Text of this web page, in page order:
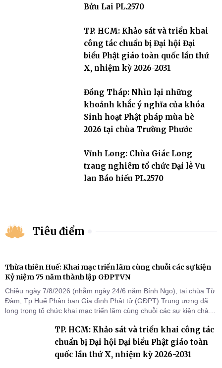
Bửu Lai PL.2570
TP. HCM: Khảo sát và triển khai
công tác chuẩn bị Đại hội Đại
biểu Phật giáo toàn quốc lần thứ
X, nhiệm kỳ 2026-2031
Đồng Tháp: Nhìn lại những
khoảnh khắc ý nghĩa của khóa
Sinh hoạt Phật pháp mùa hè
2026 tại chùa Trường Phước
Vĩnh Long: Chùa Giác Long
trang nghiêm tổ chức Đại lễ Vu
lan Báo hiếu PL.2570
Tiêu điểm
Thừa thiên Huế: Khai mạc triển lãm cùng chuỗi các sự kiện
Kỷ niệm 75 năm thành lập GĐPTVN
Chiều ngày 7/8/2026 (nhằm ngày 24/6 năm Bính Ngọ), tại chùa Từ
Đàm, Tp Huế Phân ban Gia đình Phật tử (GĐPT) Trung ương đã
long trọng tổ chức khai mạc triển lãm cùng chuỗi các sự kiện chào
TP. HCM: Khảo sát và triển khai công tác
chuẩn bị Đại hội Đại biểu Phật giáo toàn
quốc lần thứ X, nhiệm kỳ 2026-2031